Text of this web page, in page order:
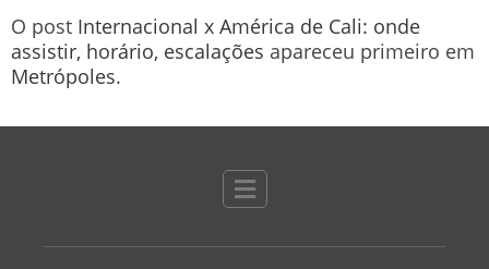
O post Internacional x América de Cali: onde
assistir, horário, escalações apareceu primeiro em
Metrópoles.